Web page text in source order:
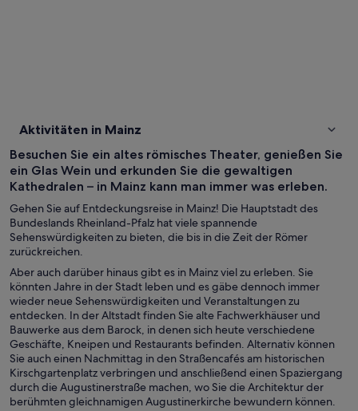
Aktivitäten in Mainz
Besuchen Sie ein altes römisches Theater, genießen Sie
ein Glas Wein und erkunden Sie die gewaltigen
Kathedralen – in Mainz kann man immer was erleben.
Gehen Sie auf Entdeckungsreise in Mainz! Die Hauptstadt des
Bundeslands Rheinland-Pfalz hat viele spannende
Sehenswürdigkeiten zu bieten, die bis in die Zeit der Römer
zurückreichen.
Aber auch darüber hinaus gibt es in Mainz viel zu erleben. Sie
könnten Jahre in der Stadt leben und es gäbe dennoch immer
wieder neue Sehenswürdigkeiten und Veranstaltungen zu
entdecken. In der Altstadt finden Sie alte Fachwerkhäuser und
Bauwerke aus dem Barock, in denen sich heute verschiedene
Geschäfte, Kneipen und Restaurants befinden. Alternativ können
Sie auch einen Nachmittag in den Straßencafés am historischen
Kirschgartenplatz verbringen und anschließend einen Spaziergang
durch die Augustinerstraße machen, wo Sie die Architektur der
berühmten gleichnamigen Augustinerkirche bewundern können.